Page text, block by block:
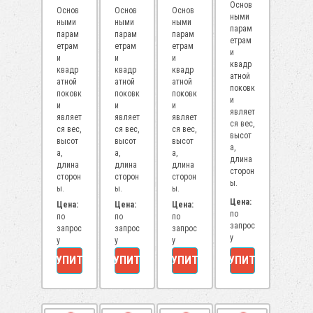
Основ
ными
парам
етрам
и
квадр
атной
поковк
и
являет
ся вес,
высот
а,
длина
сторон
ы.
Цена:
по
запрос
у
КУПИТЬ
Основ
ными
парам
етрам
и
квадр
атной
поковк
и
являет
ся вес,
высот
а,
длина
сторон
ы.
Цена:
по
запрос
у
КУПИТЬ
Основ
ными
парам
етрам
и
квадр
атной
поковк
и
являет
ся вес,
высот
а,
длина
сторон
ы.
Цена:
по
запрос
у
КУПИТЬ
Основ
ными
парам
етрам
и
квадр
атной
поковк
и
являет
ся вес,
высот
а,
длина
сторон
ы.
Цена:
по
запрос
у
КУПИТЬ